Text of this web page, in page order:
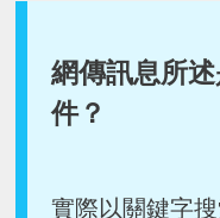
網傳訊息所
件？
實際以關鍵字